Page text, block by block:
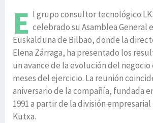
E l grupo consultor tecnológico
celebrado su Asamblea General
Euskalduna de Bilbao, donde la
Elena Zárraga, ha presentado los
un avance de la evolución del
meses del ejercicio. La reunión
aniversario de la compañía, fundada
1991 a partir de la división
Kutxa.